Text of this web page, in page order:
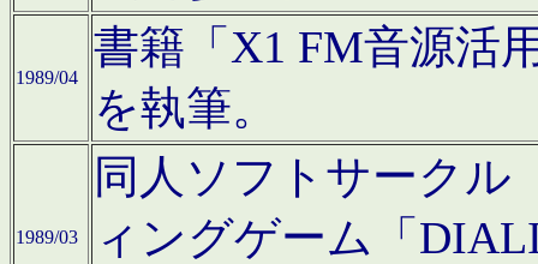
1989/04
書籍「X1 FM音源活
を執筆。
1989/03
同人ソフトサークル
ィングゲーム「